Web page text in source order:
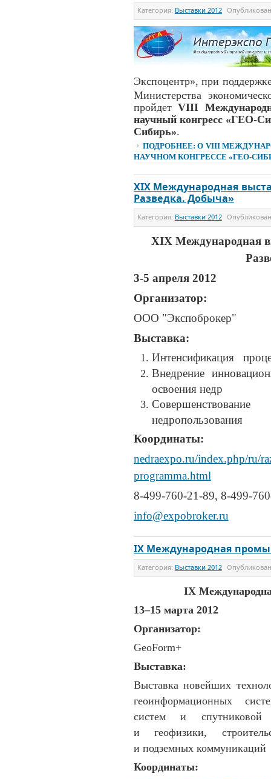
Категория: Выставки 2012
Экспоцентр»,при
Министерства
пройдетVIII
научный конгресс «ГЕО-
Сибирь».
ПОДРОБНЕЕ: О VIII
НАУЧНОМ КОНГРЕССЕ «ГЕО-
XIX Международная
Разведка. Добыча»
Категория: Выставки 2012
XIX Международная
3-5 апреля 2012
Организатор:
ООО "Экспоброкер"
Выставка:
Интенсификация
Внедрение
освоения недр
недропользования
Координаты:
nedraexpo.ru/index.php/ru/
programma.html
8-499-760-21-89, 8-499-
info@expobroker.ru
IX Международная
Категория: Выставки 2012
IX
13–15 марта 2012
Организатор:
GeoForm+
Выставка:
Выставка новейших
геоинформационных
систем и спутниковой
и геофизики,
и подземных коммуникаций
Координаты: